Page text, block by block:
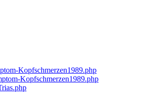
Kopfschmerzen1989.php
Kopfschmerzen1989.php